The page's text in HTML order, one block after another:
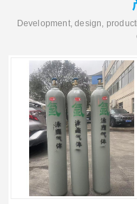
Development, design,